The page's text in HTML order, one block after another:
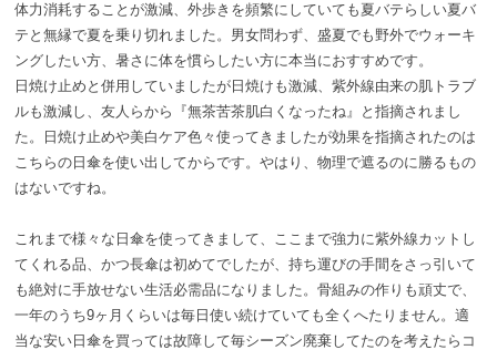
サンバリア100について
サンバリア100について
ストーリー
サンバリア100の完全遮光
ものづくり
修理プログラム
体力消耗することが激減、外歩きを頻繁にしていても夏バテらしい夏バ
テと無縁で夏を乗り切れました。男女問わず、盛夏でも野外でウォーキ
ングしたい方、暑さに体を慣らしたい方に本当におすすめです。
日焼け止めと併用していましたが日焼けも激減、紫外線由来の肌トラブ
ルも激減し、友人らから『無茶苦茶肌白くなったね』と指摘されまし
た。日焼け止めや美白ケア色々使ってきましたが効果を指摘されたのは
こちらの日傘を使い出してからです。やはり、物理で遮るのに勝るもの
はないですね。
これまで様々な日傘を使ってきまして、ここまで強力に紫外線カットし
てくれる品、かつ長傘は初めてでしたが、持ち運びの手間をさっ引いて
も絶対に手放せない生活必需品になりました。骨組みの作りも頑丈で、
一年のうち9ヶ月くらいは毎日使い続けていても全くへたりません。適
当な安い日傘を買っては故障して毎シーズン廃棄してたのを考えたらコ